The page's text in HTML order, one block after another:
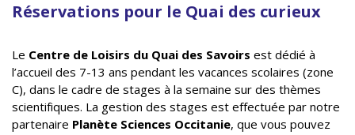
Réservations pour le Quai des curieux
Le Centre de Loisirs du Quai des Savoirs est dédié à
l’accueil des 7-13 ans pendant les vacances scolaires (zone
C), dans le cadre de stages à la semaine sur des thèmes
scientifiques. La gestion des stages est effectuée par notre
partenaire Planète Sciences Occitanie, que vous pouvez